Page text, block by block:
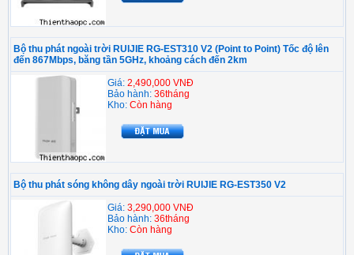
Bộ thu phát ngoài trời RUIJIE RG-EST310 V2 (Point to Point) Tốc độ lên
đến 867Mbps, băng tần 5GHz, khoảng cách đến 2km
Giá: 2,490,000 VNĐ
Bảo hành: 36tháng
Kho: Còn hàng
Bộ thu phát sóng không dây ngoài trời RUIJIE RG-EST350 V2
Giá: 3,290,000 VNĐ
Bảo hành: 36tháng
Kho: Còn hàng